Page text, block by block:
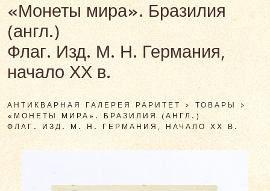
«Монеты мира». Бразилия
(англ.)
Флаг. Изд. М. Н. Германия,
начало ХХ в.
АНТИКВАРНАЯ ГАЛЕРЕЯ РАРИТЕТ >ТОВАРЫ>
«МОНЕТЫ МИРА». БРАЗИЛИЯ (АНГЛ.)
ФЛАГ. ИЗД. М. Н. ГЕРМАНИЯ, НАЧАЛО ХХ В.